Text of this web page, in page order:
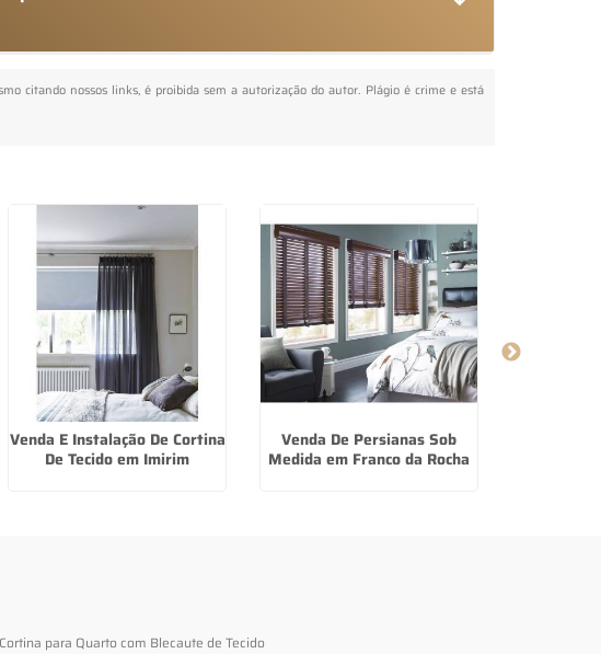
citando nossos links, é proibida sem a autorização do autor. Plágio é crime e está
Venda E Instalação De Cortina
De Tecido em Imirim
Venda De Persianas Sob
Medida em Franco da Rocha
Cortina para Quarto com Blecaute de Tecido